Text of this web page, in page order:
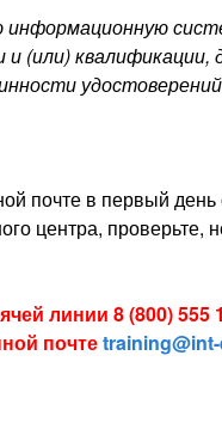
информационную
(или) квалификации,
почте в первый
центра, проверьте,
линии 8 (800) 555
почте